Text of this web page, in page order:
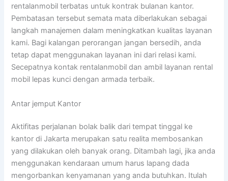
rentalanmobil terbatas untuk kontrak bulanan kantor.
Pembatasan tersebut semata mata diberlakukan sebagai
langkah manajemen dalam meningkatkan kualitas layanan
kami. Bagi kalangan perorangan jangan bersedih, anda
tetap dapat menggunakan layanan ini dari relasi kami.
Secepatnya kontak rentalanmobil dan ambil layanan rental
mobil lepas kunci dengan armada terbaik.
Antar jemput Kantor
Aktifitas perjalanan bolak balik dari tempat tinggal ke
kantor di Jakarta merupakan satu realita membosankan
yang dilakukan oleh banyak orang. Ditambah lagi, jika anda
menggunakan kendaraan umum harus lapang dada
mengorbankan kenyamanan yang anda butuhkan. Itulah